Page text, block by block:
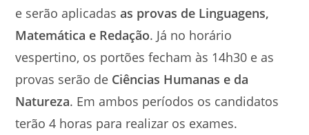
e serão aplicadasas provas de Linguagens,
Matemática e Redação. Já no horário
vespertino, os portões fecham às 14h30 e as
provas serão de Ciências Humanas e da
Natureza. Em ambos períodos os candidatos
terão 4 horas para realizar os exames.